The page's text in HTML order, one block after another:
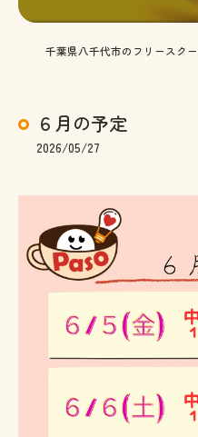
６月の予定
2026/05/27